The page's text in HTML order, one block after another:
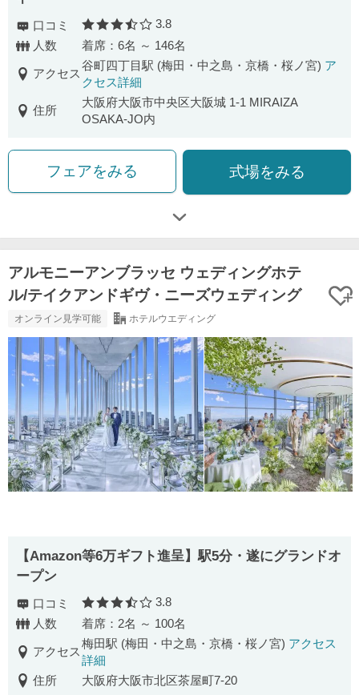
口コミ 口コミ評価
3.8
人数
着席：6名 ～ 146名
アクセス
谷町四丁目駅 (梅田・中之島・京橋・桜ノ宮) ア
クセス詳細
住所
大阪府大阪市中央区大阪城 1-1 MIRAIZA
OSAKA-JO内
フェアをみる 式場をみる
アルモニーアンブラッセ ウェディングホテ
ル/テイクアンドギヴ・ニーズウェディング
オンライン見学可能 ホテルウエディング
【Amazon等6万ギフト進呈】駅5分・遂にグランドオ
ープン
口コミ 口コミ評価
3.8
人数
着席：2名 ～ 100名
アクセス
梅田駅 (梅田・中之島・京橋・桜ノ宮) アクセス
詳細
住所
大阪府大阪市北区茶屋町7-20